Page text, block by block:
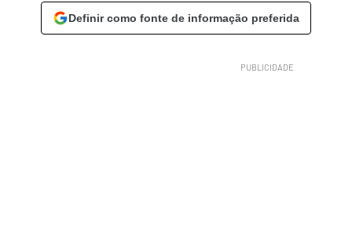
Definir como fonte de informação preferida